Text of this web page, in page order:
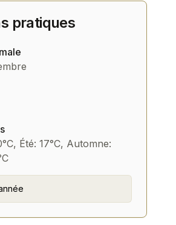
700
Chaussures Route
pratiques
Été: 17°C, Automne: